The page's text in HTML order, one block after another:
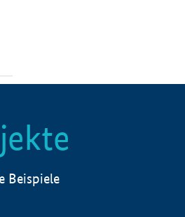
Beispiele